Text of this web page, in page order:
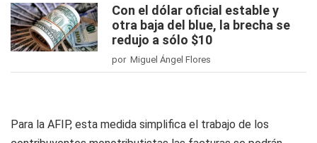
Con el dólar oficial estable y
otra baja del blue, la brecha se
redujo a sólo $10
por Miguel Ángel Flores
Para la AFIP, esta medida simplifica el trabajo de los